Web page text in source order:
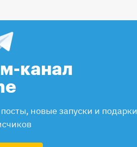
канал
новые запуски и подарки